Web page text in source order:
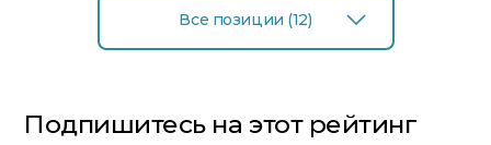
Все позиции (12)
Подпишитесь на этот рейтинг